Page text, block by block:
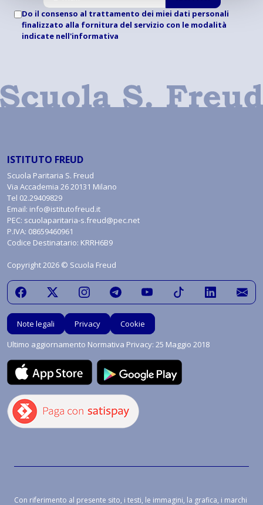
Do il consenso al trattamento dei miei dati personali
finalizzato alla fornitura del servizio con le modalità
indicate nell'informativa
ISTITUTO FREUD
Scuola Paritaria S. Freud
Via Accademia 26 20131 Milano
Tel 02.29409829
Email: info@istitutofreud.it
PEC: scuolaparitaria-s.freud@pec.net
P.IVA: 08659460961
Codice Destinatario: KRRH6B9
Copyright 2026 © Scuola Freud
Note legali Privacy
Cookie
Ultimo aggiornamento Normativa Privacy: 25 Maggio 2018
Con riferimento al presente sito, i testi, le immagini, la grafica, i marchi